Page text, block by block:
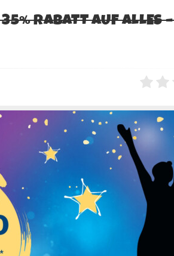
35% RABATT AUF ALLES